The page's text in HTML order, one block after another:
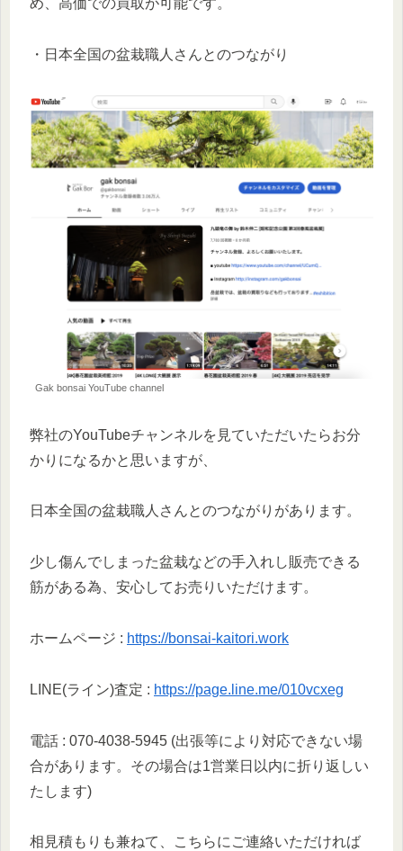
め、高価での買取が可能です。
・日本全国の盆栽職人さんとのつながり
Gak bonsai YouTube channel
弊社のYouTubeチャンネルを見ていただいたらお分
かりになるかと思いますが、
日本全国の盆栽職人さんとのつながりがあります。
少し傷んでしまった盆栽などの手入れし販売できる
筋がある為、安心してお売りいただけます。
ホームページ : https://bonsai-kaitori.work
LINE(ライン)査定 : https://page.line.me/010vcxeg
電話 : 070-4038-5945 (出張等により対応できない場
合があります。その場合は1営業日以内に折り返しい
たします)
相見積もりも兼ねて、こちらにご連絡いただければ